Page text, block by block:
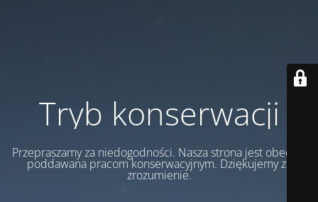
Tryb konserwacji
Przepraszamy za niedogodności. Nasza strona jest obecnie
poddawana pracom konserwacyjnym. Dziękujemy za
zrozumienie.